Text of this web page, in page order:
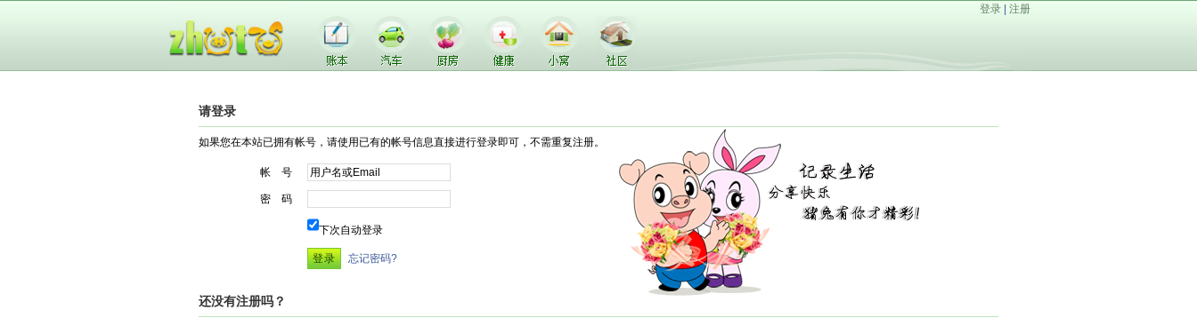
登录 注册
请登录
如果您在本站已拥有帐号，请使用已有的帐号信息直接进行登录即可，不需重复注册。
帐 号
密 码
下次自动登录
忘记密码?
还没有注册吗？